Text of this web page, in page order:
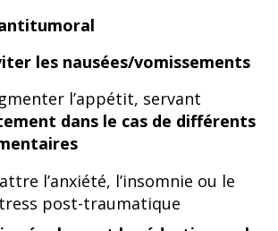
les nausées/vomissements
l’appétit, servant
dans le cas de différents
l’anxiété, l’insomnie ou le
post-traumatique